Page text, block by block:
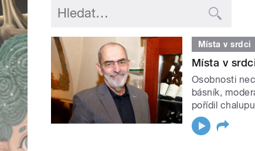
Místa v srdci
Místa v
Osobnosti
básník,
pořídil